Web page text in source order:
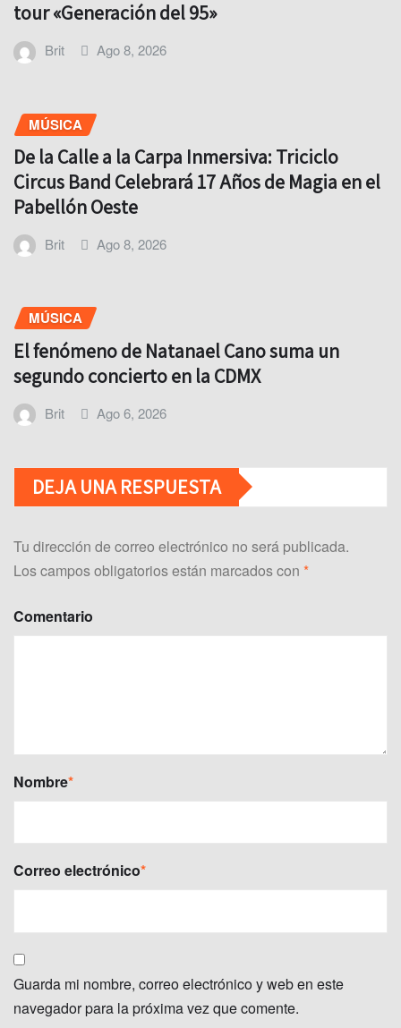
tour «Generación del 95»
Brit Ago 8, 2026
MÚSICA
De la Calle a la Carpa Inmersiva: Triciclo
Circus Band Celebrará 17 Años de Magia en el
Pabellón Oeste
Brit Ago 8, 2026
MÚSICA
El fenómeno de Natanael Cano suma un
segundo concierto en la CDMX
Brit Ago 6, 2026
DEJA UNA RESPUESTA
Tu dirección de correo electrónico no será publicada.
Los campos obligatorios están marcados con *
Comentario
Nombre*
Correo electrónico*
Guarda mi nombre, correo electrónico y web en este
navegador para la próxima vez que comente.